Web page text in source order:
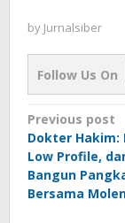
by Jurnalsiber
Follow Us On
Post
Previous post
Dokter Hakim:
Low Profile,
Bangun
Bersama